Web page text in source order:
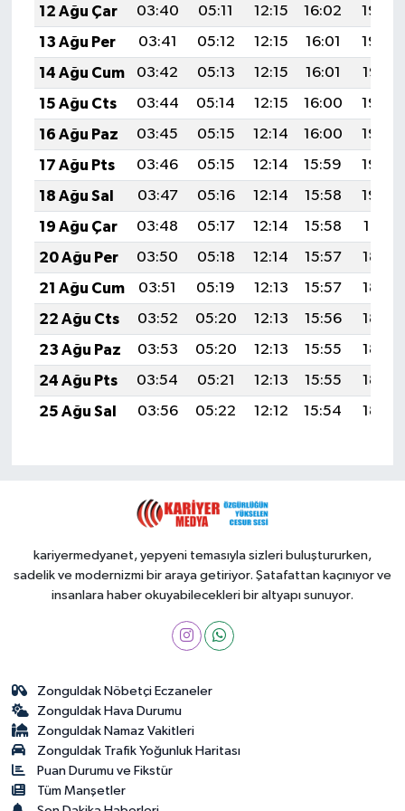
12 Ağu Çar 03:40 05:11 12:15 16:02
19:09
13 Ağu Per
03:41 05:12 12:15 16:01
19:08
14 Ağu Cum
03:42 05:13 12:15 16:01
19:07
15 Ağu Cts
03:44 05:14 12:15 16:00
19:06
16 Ağu Paz
03:45 05:15 12:14 16:00
19:04
17 Ağu Pts
03:46 05:15 12:14 15:59
19:03
18 Ağu Sal
03:47 05:16 12:14 15:58
19:02
19 Ağu Çar
03:48 05:17 12:14 15:58
19:01
20 Ağu Per
03:50 05:18 12:14 15:57
18:59
21 Ağu Cum
03:51 05:19 12:13 15:57
18:58
22 Ağu Cts
03:52 05:20 12:13 15:56
18:57
23 Ağu Paz
03:53 05:20 12:13 15:55
18:55
24 Ağu Pts
03:54 05:21 12:13 15:55
18:54
25 Ağu Sal
03:56 05:22 12:12 15:54 18:52
kariyermedyanet, yepyeni temasıyla sizleri buluştururken,
sadelik ve modernizmi bir araya getiriyor. Şatafattan kaçınıyor ve
insanlara haber okuyabilecekleri bir altyapı sunuyor.
Zonguldak Nöbetçi Eczaneler
Zonguldak Hava Durumu
Zonguldak Namaz Vakitleri
Zonguldak Trafik Yoğunluk Haritası
Puan Durumu ve Fikstür
Tüm Manşetler